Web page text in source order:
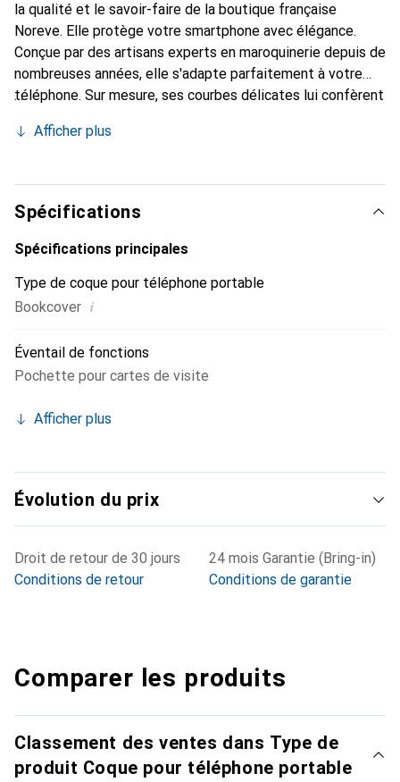
la qualité et le savoir-faire de la boutique française
Noreve. Elle protège votre smartphone avec élégance.
Conçue par des artisans experts en maroquinerie depuis de
nombreuses années, elle s'adapte parfaitement à votre
téléphone. Sur mesure, ses courbes délicates lui confèrent
et indispensable pour votre smartphone. Reconnaître à
marque Noreve est un choix sûr pour une clientèle
exigeante.
Afficher plus
Spécifications
Spécifications principales
Type de coque pour téléphone portable
Bookcover i
Éventail de fonctions
Pochette pour cartes de visite
Afficher plus
Évolution du prix
Droit de retour de 30 jours
Conditions de retour
24 mois Garantie (Bring-in)
Conditions de garantie
Comparer les produits
Classement des ventes dans Type de
produit Coque pour téléphone portable